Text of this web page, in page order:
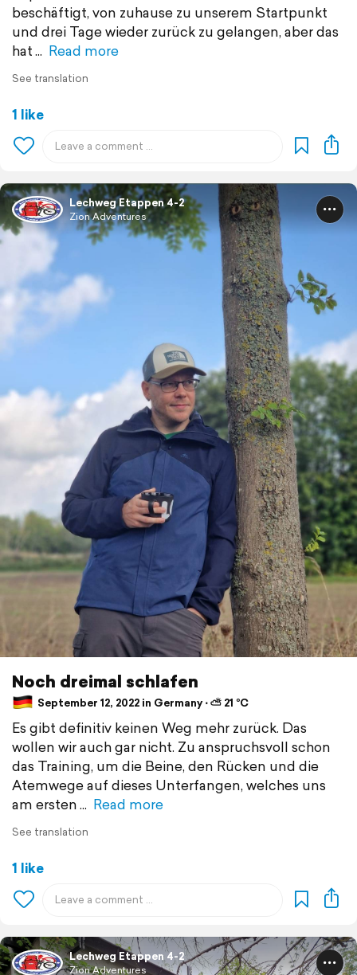
beschäftigt, von zuhause zu unserem Startpunkt
und drei Tage wieder zurück zu gelangen, aber das
hat
Read more
See translation
1 like
Lechweg Etappen 4-2
Zion Adventures
Noch dreimal schlafen
September 12, 2022 in Germany ⋅ ⛅ 21 °C
Es gibt definitiv keinen Weg mehr zurück. Das
wollen wir auch gar nicht. Zu anspruchsvoll schon
das Training, um die Beine, den Rücken und die
Atemwege auf dieses Unterfangen, welches uns
am ersten
Read more
See translation
1 like
Lechweg Etappen 4-2
Zion Adventures